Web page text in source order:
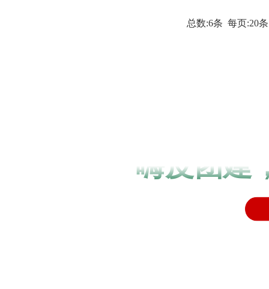
总数:6条 每页:20
嗨皮团建